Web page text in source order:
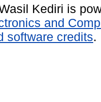
Kediri is
and
software credits.